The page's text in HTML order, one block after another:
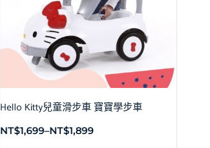
Hello Kitty兒童滑步車 寶寶學步車
NT$1,699–NT$1,899